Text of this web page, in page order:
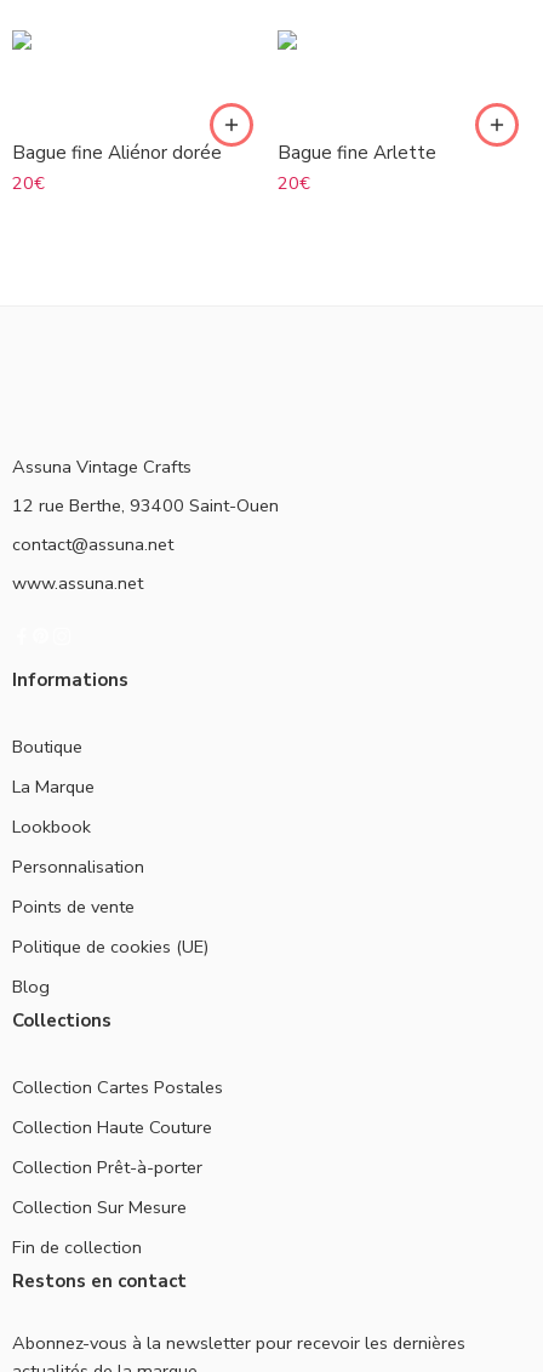
Bague fine Aliénor dorée
20€
Bague fine Arlette
20€
Assuna Vintage Crafts
12 rue Berthe, 93400 Saint-Ouen
contact@assuna.net
www.assuna.net
Informations
Boutique
La Marque
Lookbook
Personnalisation
Points de vente
Politique de cookies (UE)
Blog
Collections
Collection Cartes Postales
Collection Haute Couture
Collection Prêt-à-porter
Collection Sur Mesure
Fin de collection
Restons en contact
Abonnez-vous à la newsletter pour recevoir les dernières